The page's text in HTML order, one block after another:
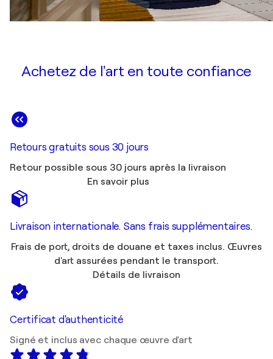
Achetez de l'art en toute confiance
Retours gratuits sous 30 jours
Retour possible sous 30 jours après la livraison
En savoir plus
Livraison internationale. Sans frais supplémentaires.
Frais de port, droits de douane et taxes inclus. Œuvres
d'art assurées pendant le transport.
Détails de livraison
Certificat d'authenticité
Signé et inclus avec chaque œuvre d'art